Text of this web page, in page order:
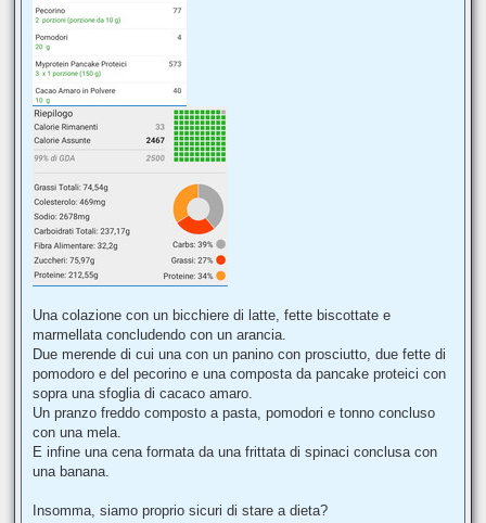
Una colazione con un bicchiere di latte, fette biscottate e
marmellata concludendo con un arancia.
Due merende di cui una con un panino con prosciutto, due fette di
pomodoro e del pecorino e una composta da pancake proteici con
sopra una sfoglia di cacaco amaro.
Un pranzo freddo composto a pasta, pomodori e tonno concluso
con una mela.
E infine una cena formata da una frittata di spinaci conclusa con
una banana.
Insomma, siamo proprio sicuri di stare a dieta?